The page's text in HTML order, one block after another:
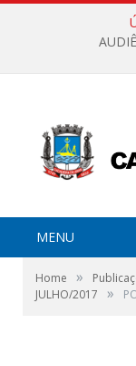
MENU
Home »
JULHO/2017
»